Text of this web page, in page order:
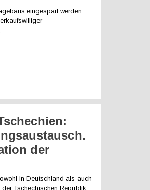
eingespart werden
der
in Deutschland als auch
der Tschechischen Republik